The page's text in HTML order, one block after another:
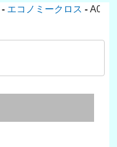
エコノミークロス A0